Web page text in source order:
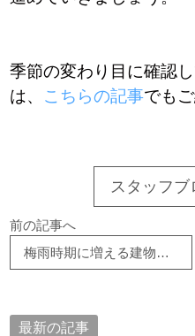
季節の変わり目に確認
は、 こちらの記事でも
スタッフブ
前の記事へ
梅雨時期に増える建物トラブルとは？排水・湿気・共用部で確認したいポイント
最新の記事